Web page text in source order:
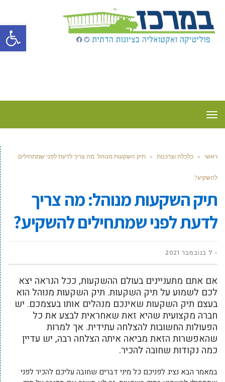
פתח
תפריט
ראשי » כלכלה וצרכנות » תיק השקעות מנוהל: מה צריך לדעת לפני שמתחילים
להשקיע?
תיק השקעות מנוהל: מה צריך
לדעת לפני שמתחילים להשקיע?
7 בנובמבר 2021
אם אתם מתעניינים בעולם ההשקעות, ככל הנראה יצא
לכם לשמוע על תיק השקעות. תיק השקעות מנוהל הוא
בעצם תיק השקעות שאינכם מנהלים אותו בעצמכם. יש
חברה מקצועית שהיא זאת שאחראית לבצע את כל
הפעולות החשובות להצלחה עתידית. אך למרות
שהאפשרות הזאת מביאה איתה הצלחה רבה, יש עדיין
כמה נקודות שחובה להכיר.
במאמר הבא נציג לפניכם כל מיני דברים שחובה עליכם להכיר לפני